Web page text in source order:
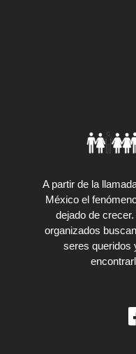
A partir de la
México el
dejado de
organizados
seres queridos